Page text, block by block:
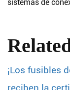
sistemas de
¡Los fusibles